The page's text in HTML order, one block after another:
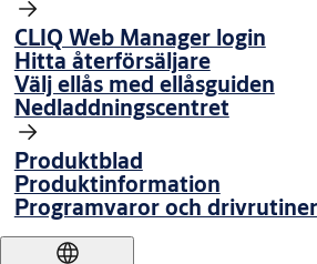
CLIQ Web Manager login
Hitta återförsäljare
Välj ellås med ellåsguiden
Nedladdningscentret
Produktblad
Produktinformation
Programvaror och drivrutiner